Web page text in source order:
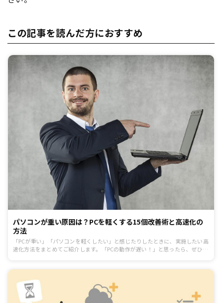
この記事を読んだ方におすすめ
パソコンが重い原因は？PCを軽くする15個改善術と高速化の
方法
「PCが重い」「パソコンを軽くしたい」と感じたりしたときに、実施したい高
速化方法をまとめてご紹介します。「PCの動作が遅い！」と思ったら、ぜひ試